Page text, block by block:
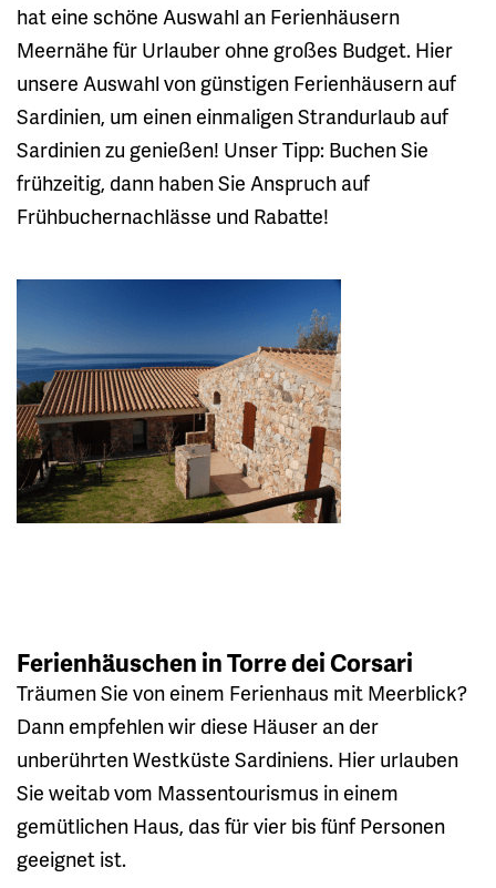
hat eine schöne Auswahl an Ferienhäusern
Meernähe für Urlauber ohne großes Budget. Hier
unsere Auswahl von günstigen Ferienhäusern auf
Sardinien, um einen einmaligen Strandurlaub auf
Sardinien zu genießen! Unser Tipp: Buchen Sie
frühzeitig, dann haben Sie Anspruch auf
Frühbuchernachlässe und Rabatte!
Ferienhäuschen in Torre dei Corsari
Träumen Sie von einem Ferienhaus mit Meerblick?
Dann empfehlen wir diese Häuser an der
unberührten Westküste Sardiniens. Hier urlauben
Sie weitab vom Massentourismus in einem
gemütlichen Haus, das für vier bis fünf Personen
geeignet ist.